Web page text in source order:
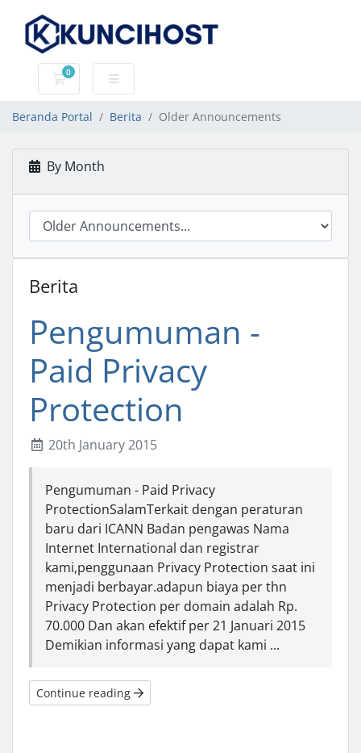
0
Keranjang Belanja
Beranda Portal Berita Older Announcements
By Month
Berita
Pengumuman -
Paid Privacy
Protection
20th January 2015
Pengumuman - Paid Privacy
ProtectionSalamTerkait dengan peraturan
baru dari ICANN Badan pengawas Nama
Internet International dan registrar
kami,penggunaan Privacy Protection saat ini
menjadi berbayar.adapun biaya per thn
Privacy Protection per domain adalah Rp.
70.000 Dan akan efektif per 21 Januari 2015
Demikian informasi yang dapat kami ...
Continue reading